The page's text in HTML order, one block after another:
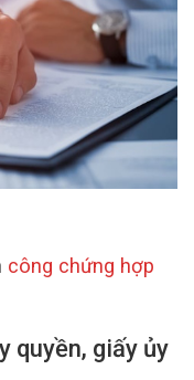
công chứng hợp
quyền, giấy ủy